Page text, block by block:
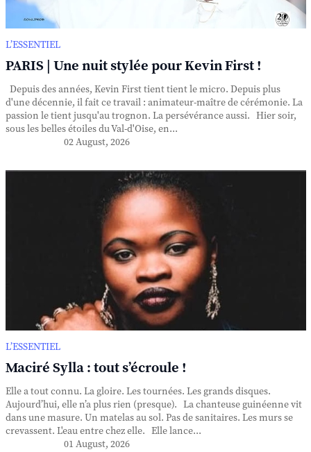
L’ESSENTIEL
PARIS | Une nuit stylée pour Kevin First !
Depuis des années, Kevin First tient tient le micro. Depuis plus
d'une décennie, il fait ce travail : animateur-maître de cérémonie. La
passion le tient jusqu'au trognon. La persévérance aussi. Hier soir,
sous les belles étoiles du Val-d'Oise, en...
02 August, 2026
L’ESSENTIEL
Maciré Sylla : tout s’écroule !
Elle a tout connu. La gloire. Les tournées. Les grands disques.
Aujourd’hui, elle n’a plus rien (presque). La chanteuse guinéenne vit
dans une masure. Un matelas au sol. Pas de sanitaires. Les murs se
crevassent. L'eau entre chez elle. Elle lance...
01 August, 2026